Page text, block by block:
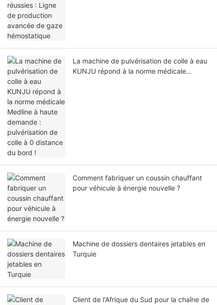
La machine de pulvérisation de colle à eau
KUNJU répond à la norme médicale
Comment fabriquer un coussin chauffant
pour véhicule à énergie nouvelle ?
Machine de dossiers dentaires jetables en
Turquie
Client de l'Afrique du Sud pour la chaîne de